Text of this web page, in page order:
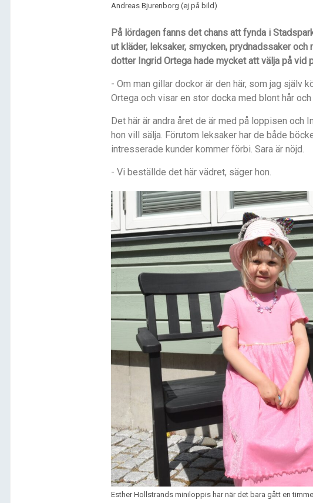
Andreas Bjurenborg (ej på bild)
På lördagen fanns det chans att fynda i
ut kläder, leksaker, smycken, prydnadssaker och
dotter Ingrid Ortega hade mycket att välja på vid
- Om man gillar dockor är den här, som jag själv
Ortega och visar en stor docka med blont hår och
Det här är andra året de är med på loppisen och
hon vill sälja. Förutom leksaker har de både b
intresserade kunder kommer förbi. Sara är nöjd.
- Vi beställde det här vädret, säger hon.
Esther Hollstrands miniloppis har när det bara gått en